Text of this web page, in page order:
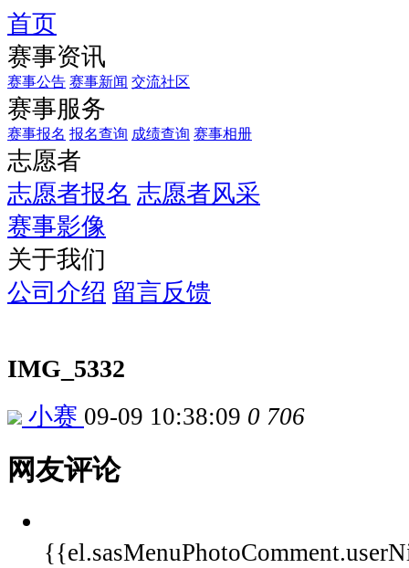
首页
赛事资讯
赛事公告 赛事新闻 交流社区
赛事服务
赛事报名 报名查询 成绩查询 赛事相册
志愿者
志愿者报名 志愿者风采
赛事影像
关于我们
公司介绍 留言反馈
IMG_5332
小赛 09-09 10:38:09 0 706
网友评论